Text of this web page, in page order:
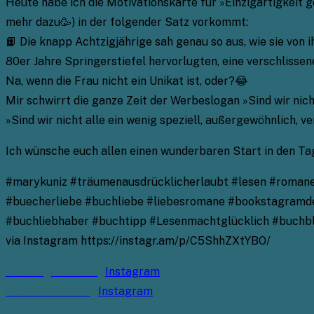
mehr dazu🥳) in der folgender Satz vorkommt:
📙 Die knapp Achtzigjährige sah genau so aus, wie sie
80er Jahre Springerstiefel hervorlugten, eine
Na, wenn die Frau nicht ein Unikat ist, oder?😂
Mir schwirrt die ganze Zeit der Werbeslogan »Sind wir
»Sind wir nicht alle ein wenig speziell, außergewöhnlich,
Ich wünsche euch allen einen wunderbaren Start in den
#marykuniz #träumenausdrücklicherlaubt #lesen
#buecherliebe #buchliebe #liebesromane
#buchliebhaber #buchtipp #Lesenmachtglücklich
via Instagram https://instagr.am/p/C5ShhZXtYBO/
Instagram
Instagram